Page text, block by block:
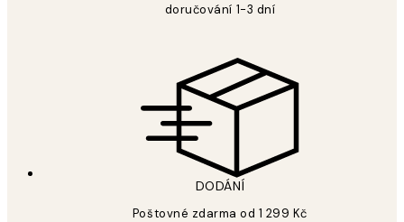
doručování 1-3 dní
DODÁNÍ
Poštovné zdarma od 1 299 Kč